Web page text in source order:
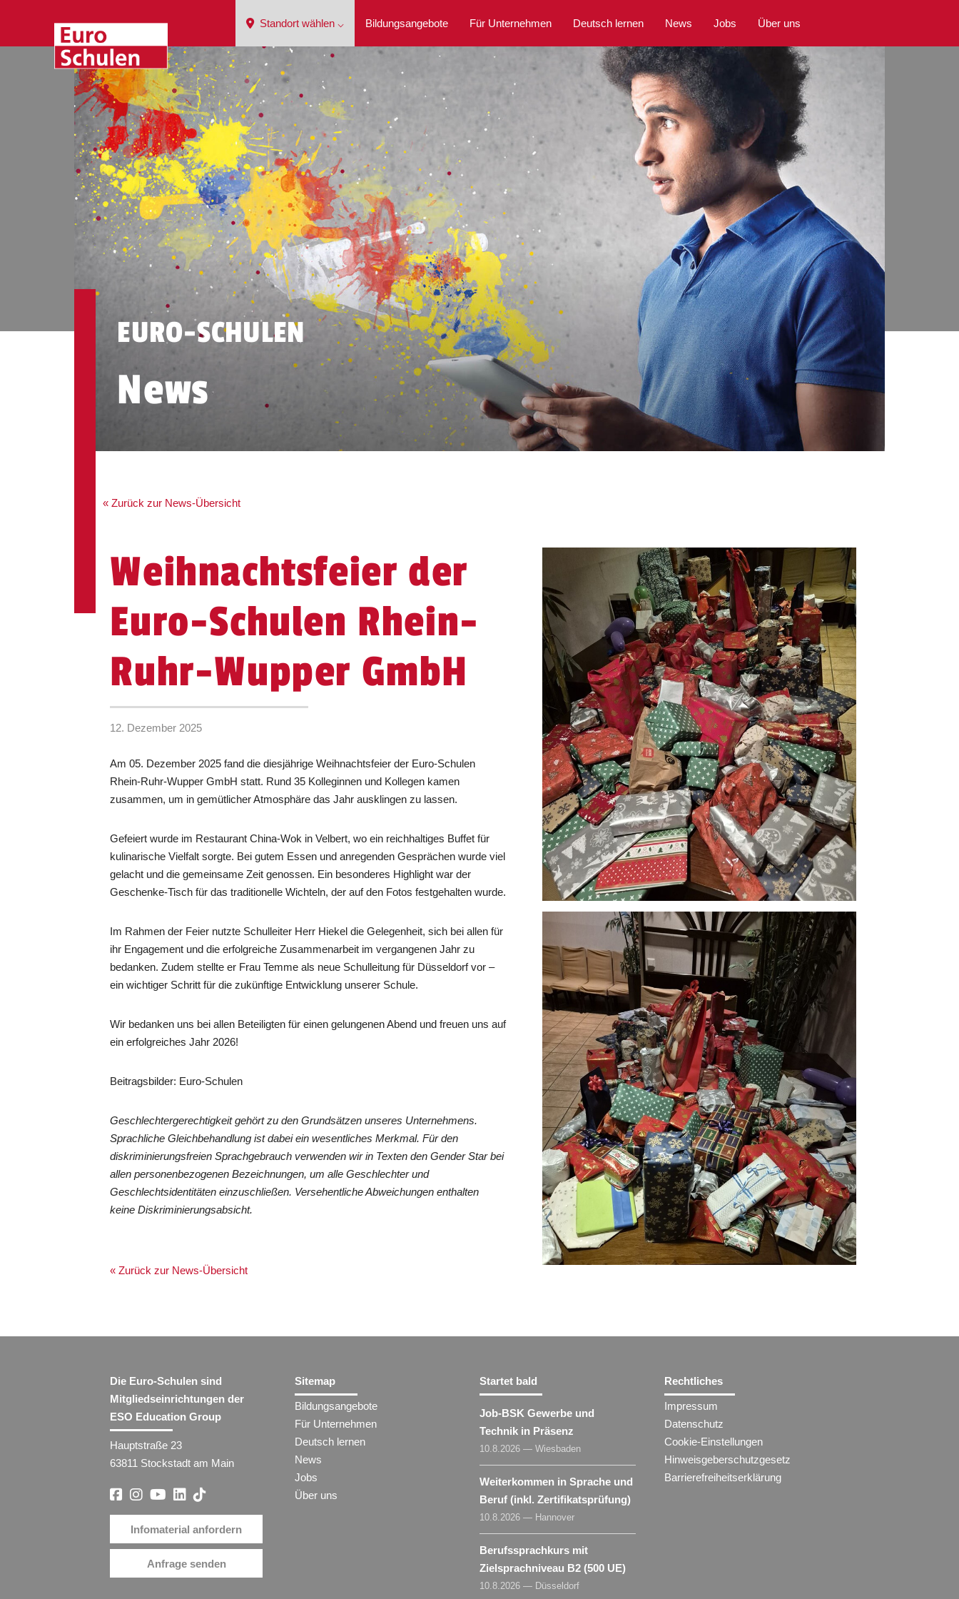
Standort wählen ⌵ Bildungsangebote Für Unternehmen Deutsch lernen News Jobs Über uns
EURO-SCHULEN
News
« Zurück zur News-Übersicht
Weihnachtsfeier der
Euro-Schulen Rhein-
Ruhr-Wupper GmbH
12. Dezember 2025
Am 05. Dezember 2025 fand die diesjährige Weihnachtsfeier der Euro-Schulen
Rhein-Ruhr-Wupper GmbH statt. Rund 35 Kolleginnen und Kollegen kamen
zusammen, um in gemütlicher Atmosphäre das Jahr ausklingen zu lassen.
Gefeiert wurde im Restaurant China-Wok in Velbert, wo ein reichhaltiges Buffet für
kulinarische Vielfalt sorgte. Bei gutem Essen und anregenden Gesprächen wurde viel
gelacht und die gemeinsame Zeit genossen. Ein besonderes Highlight war der
Geschenke-Tisch für das traditionelle Wichteln, der auf den Fotos festgehalten wurde.
Im Rahmen der Feier nutzte Schulleiter Herr Hiekel die Gelegenheit, sich bei allen für
ihr Engagement und die erfolgreiche Zusammenarbeit im vergangenen Jahr zu
bedanken. Zudem stellte er Frau Temme als neue Schulleitung für Düsseldorf vor –
ein wichtiger Schritt für die zukünftige Entwicklung unserer Schule.
Wir bedanken uns bei allen Beteiligten für einen gelungenen Abend und freuen uns auf
ein erfolgreiches Jahr 2026!
Beitragsbilder: Euro-Schulen
Geschlechtergerechtigkeit gehört zu den Grundsätzen unseres Unternehmens.
Sprachliche Gleichbehandlung ist dabei ein wesentliches Merkmal. Für den
diskriminierungsfreien Sprachgebrauch verwenden wir in Texten den Gender Star bei
allen personenbezogenen Bezeichnungen, um alle Geschlechter und
Geschlechtsidentitäten einzuschließen. Versehentliche Abweichungen enthalten
keine Diskriminierungsabsicht.
« Zurück zur News-Übersicht
Die Euro-Schulen sind
Mitgliedseinrichtungen der
ESO Education Group
Hauptstraße 23
63811 Stockstadt am Main
Infomaterial anfordern
Anfrage senden
Sitemap
Bildungsangebote
Für Unternehmen
Deutsch lernen
News
Jobs
Über uns
Startet bald
Job-BSK Gewerbe und
Technik in Präsenz
10.8.2026 — Wiesbaden
Weiterkommen in Sprache und
Beruf (inkl. Zertifikatsprüfung)
10.8.2026 — Hannover
Berufssprachkurs mit
Zielsprachniveau B2 (500 UE)
10.8.2026 — Düsseldorf
Rechtliches
Impressum
Datenschutz
Cookie-Einstellungen
Hinweisgeberschutzgesetz
Barrierefreiheitserklärung